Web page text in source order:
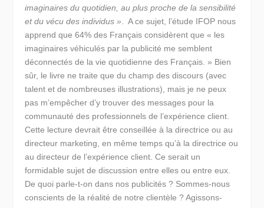
imaginaires du quotidien, au plus proche de la sensibilité
et du vécu des individus ». A ce sujet, l’étude IFOP nous
apprend que 64% des Français considèrent que « les
imaginaires véhiculés par la publicité me semblent
déconnectés de la vie quotidienne des Français. » Bien
sûr, le livre ne traite que du champ des discours (avec
talent et de nombreuses illustrations), mais je ne peux
pas m’empêcher d’y trouver des messages pour la
communauté des professionnels de l’expérience client.
Cette lecture devrait être conseillée à la directrice ou au
directeur marketing, en même temps qu’à la directrice ou
au directeur de l’expérience client. Ce serait un
formidable sujet de discussion entre elles ou entre eux.
De quoi parle-t-on dans nos publicités ? Sommes-nous
conscients de la réalité de notre clientèle ? Agissons-